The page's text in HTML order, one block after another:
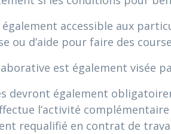
également accessible aux
ou d’aide pour faire des
est également visée
devront également
l’activité
requalifié en contrat de